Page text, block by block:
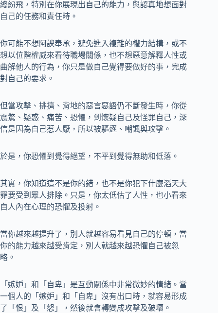
總紛飛，特別在你展現出自己的能力，與認真地想面對
自己的任務和責任時。
你可能不想阿諛奉承，避免進入複雜的權力結構，或不
想以位階權威來看待職場關係，也不想惡意解釋人性或
曲解他人的行為，你只是做自己覺得要做好的事，完成
對自己的要求。
但當攻擊、排擠、背地的惡言惡語仍不斷發生時，你從
震驚、疑惑、痛苦、恐懼，到懷疑自己及怪罪自己，深
信是因為自己惹人厭，所以被驅逐、嘲諷與攻擊。
於是，你恐懼到覺得絕望，不平到覺得無助和低落。
其實，你知道這不是你的錯，也不是你犯下什麼滔天大
罪要受到眾人排除。只是，你太低估了人性，也小看來
自人內在心理的恐懼及投射。
當你越來越提升了，別人就越容易看見自己的停頓，當
你的能力越來越受肯定，別人就越來越恐懼自己被忽
略。
「嫉妒」和「自卑」是互動關係中非常微妙的情緒。當
一個人的「嫉妒」和「自卑」沒有出口時，就容易形成
了「恨」及「怨」，然後就會轉變成攻擊及破壞。